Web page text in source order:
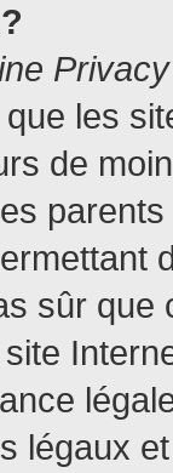
les
de
parents
sûr
légaux